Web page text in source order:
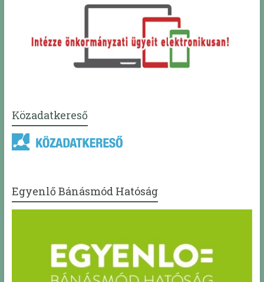
Közadatkereső
Egyenlő Bánásmód Hatóság